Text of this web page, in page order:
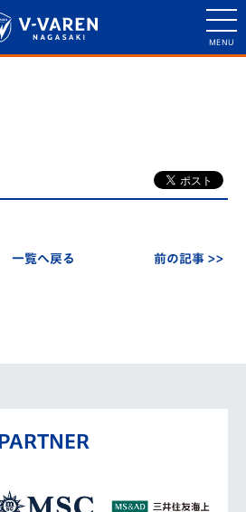
一覧へ戻る 前の記事 >>
PARTNER